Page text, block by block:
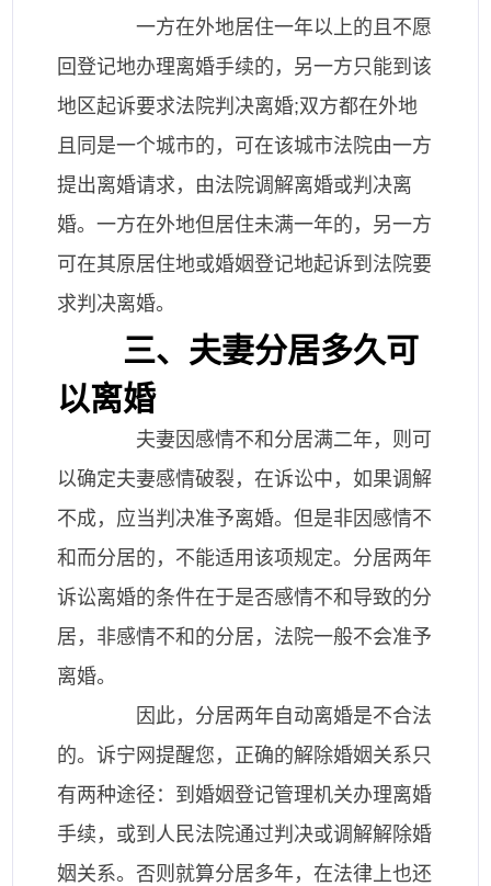
一方在外地居住一年以上的且不愿
回登记地办理离婚手续的，另一方只能到该
地区起诉要求法院判决离婚;双方都在外地
且同是一个城市的，可在该城市法院由一方
提出离婚请求，由法院调解离婚或判决离
婚。一方在外地但居住未满一年的，另一方
可在其原居住地或婚姻登记地起诉到法院要
求判决离婚。
三、夫妻分居多久可
以离婚
夫妻因感情不和分居满二年，则可
以确定夫妻感情破裂，在诉讼中，如果调解
不成，应当判决准予离婚。但是非因感情不
和而分居的，不能适用该项规定。分居两年
诉讼离婚的条件在于是否感情不和导致的分
居，非感情不和的分居，法院一般不会准予
离婚。
因此，分居两年自动离婚是不合法
的。诉宁网提醒您，正确的解除婚姻关系只
有两种途径：到婚姻登记管理机关办理离婚
手续，或到人民法院通过判决或调解解除婚
姻关系。否则就算分居多年，在法律上也还